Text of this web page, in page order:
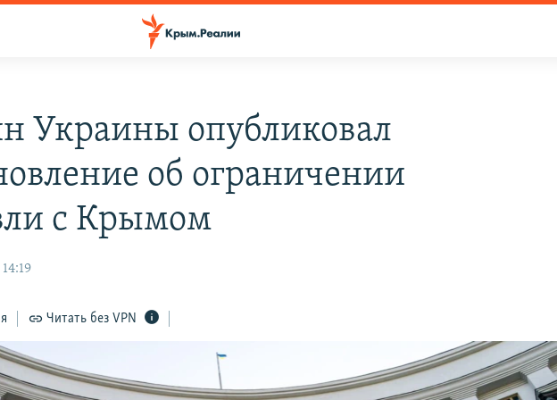
Украины опубликовал
об ограничении
с Крымом
Читать без VPN